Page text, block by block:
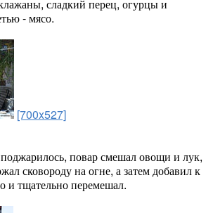
сладкий перец, огурцы и
- мясо.
[700x527]
повар смешал овощи и лук,
сковороду на огне, а затем добавил к
и тщательно перемешал.